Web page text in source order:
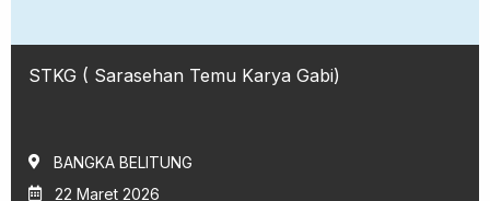
STKG ( Sarasehan Temu Karya Gabi)
BANGKA BELITUNG
22 Maret 2026